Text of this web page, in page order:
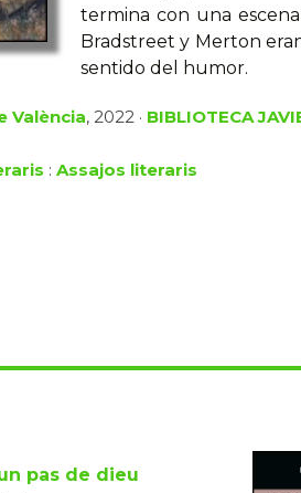
termina con una
Bradstreet y Merton
sentido del humor.
València, 2022 · BIBLIOTECA
: Assajos literaris
pas de dieu